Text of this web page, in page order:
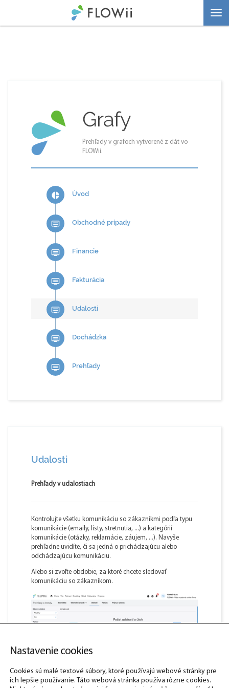
Grafy
Prehľady v grafoch vytvorené z dát vo
FLOWii.
pie_chart Úvod
dvr Obchodné prípady
dvr Financie
dvr Fakturácia
dvr Udalosti
dvr Dochádzka
dvr Prehľady
Udalosti
Prehľady v udalostiach
Kontrolujte všetku komunikáciu so zákazníkmi podľa typu
komunikácie (emaily, listy, stretnutia, ...) a kategórií
komunikácie (otázky, reklamácie, záujem, ...). Navyše
prehľadne uvidíte, či sa jedná o prichádzajúcu alebo
odchádzajúcu komunikáciu.
Alebo si zvoľte obdobie, za ktoré chcete sledovať
komunikáciu so zákazníkom.
Nastavenie cookies
Cookies sú malé textové súbory, ktoré používajú webové stránky pre
ich lepšie používanie. Táto webová stránka používa rôzne cookies.